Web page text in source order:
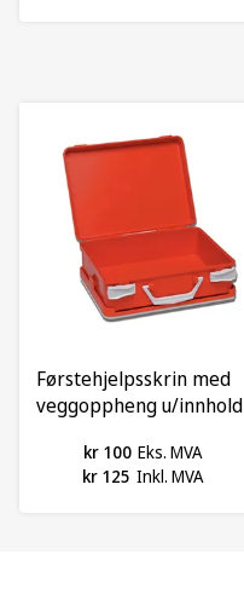
Førstehjelpsskrin med
veggoppheng u/innhold
kr 100 Eks. MVA
kr 125 Inkl. MVA